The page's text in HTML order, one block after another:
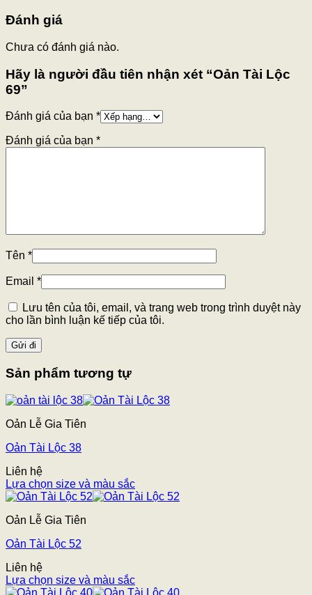
Đánh giá
Chưa có đánh giá nào.
Hãy là người đầu tiên nhận xét “Oản Tài Lộc
69”
Đánh giá của bạn *
Đánh giá của bạn *
Tên *
Email *
Lưu tên của tôi, email, và trang web trong trình duyệt này
cho lần bình luận kế tiếp của tôi.
Sản phẩm tương tự
Oản Lễ Gia Tiên
Oản Tài Lộc 38
Liên hệ
Lựa chọn size và màu sắc
Oản Lễ Gia Tiên
Oản Tài Lộc 52
Liên hệ
Lựa chọn size và màu sắc